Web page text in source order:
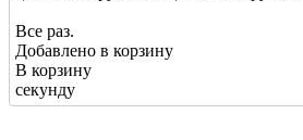
Все раз.
Добавлено в корзину
В корзину
секунду